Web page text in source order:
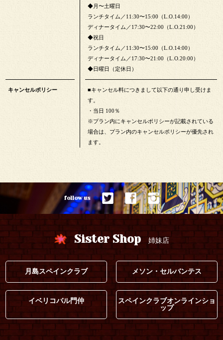
◆月〜土曜日
ランチタイム／11:30〜15:00（L.O.14:00）
ディナータイム／17:30〜22:00（L.O.21:00）
◆祝日
ランチタイム／11:30〜15:00（L.O.14:00）
ディナータイム／17:30〜21:00（L.O.20:00）
◆日曜日（定休日）
キャンセルポリシー
■キャンセル料につきまして以下の通り申し受けま
す。
・当日 100％
※プラン内にキャンセルポリシーが記載されている
場合は、プラン内のキャンセルポリシーが優先され
ます。
follow us
Sister Shop 姉妹店
月島スペインクラブ メソン・セルバンテス
イベリコバル門仲
スペインクラブオンラインショ
ップ